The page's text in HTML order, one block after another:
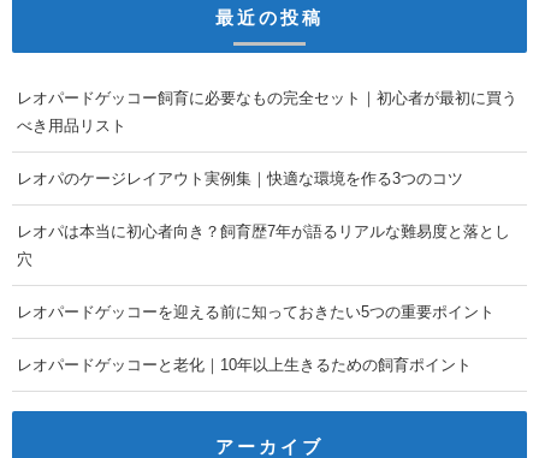
最近の投稿
レオパードゲッコー飼育に必要なもの完全セット｜初心者が最初に買う
べき用品リスト
レオパのケージレイアウト実例集｜快適な環境を作る3つのコツ
レオパは本当に初心者向き？飼育歴7年が語るリアルな難易度と落とし
穴
レオパードゲッコーを迎える前に知っておきたい5つの重要ポイント
レオパードゲッコーと老化｜10年以上生きるための飼育ポイント
アーカイブ